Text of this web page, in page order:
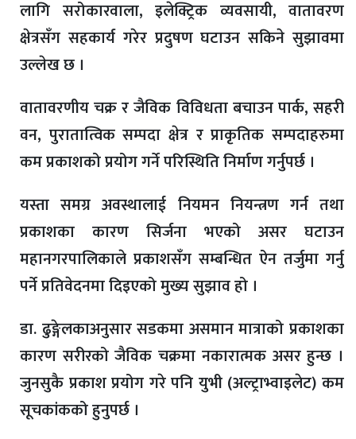
लागि सरोकारवाला, इलेक्ट्रिक व्यवसायी, वातावरण
क्षेत्रसँग सहकार्य गरेर प्रदुषण घटाउन सकिने सुझावमा
उल्लेख छ ।
वातावरणीय चक्र र जैविक विविधता बचाउन पार्क, सहरी
वन, पुरातात्विक सम्पदा क्षेत्र र प्राकृतिक सम्पदाहरुमा
कम प्रकाशको प्रयोग गर्ने परिस्थिति निर्माण गर्नुपर्छ ।
यस्ता समग्र अवस्थालाई नियमन नियन्त्रण गर्न तथा
प्रकाशका कारण सिर्जना भएको असर घटाउन
महानगरपालिकाले प्रकाशसँग सम्बन्धित ऐन तर्जुमा गर्नु
पर्ने प्रतिवेदनमा दिइएको मुख्य सुझाव हो ।
डा. ढुङ्गेलकाअनुसार सडकमा असमान मात्राको प्रकाशका
कारण सरीरको जैविक चक्रमा नकारात्मक असर हुन्छ ।
जुनसुकै प्रकाश प्रयोग गरे पनि युभी (अल्ट्राभ्वाइलेट) कम
सूचकांकको हुनुपर्छ ।